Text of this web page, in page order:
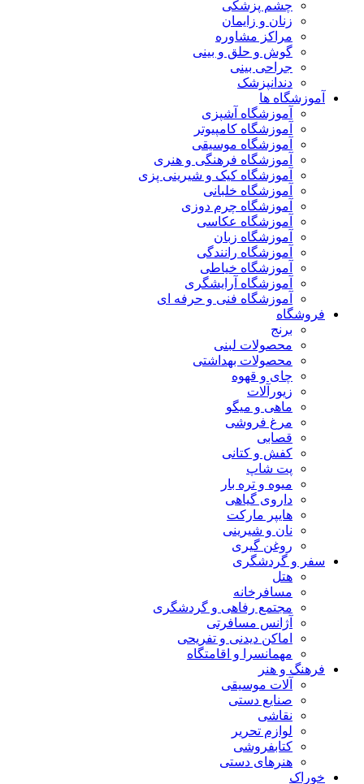
چشم پزشکی
زنان و زایمان
مراکز مشاوره
گوش و حلق و بینی
جراحی بینی
دندانپزشک
آموزشگاه ها
آموزشگاه آشپزی
آموزشگاه کامپیوتر
آموزشگاه موسیقی
آموزشگاه فرهنگی و هنری
آموزشگاه کیک و شیرینی پزی
آموزشگاه خلبانی
آموزشگاه چرم دوزی
آموزشگاه عکاسی
آموزشگاه زبان
آموزشگاه رانندگی
آموزشگاه خیاطی
آموزشگاه آرایشگری
آموزشگاه فنی و حرفه ای
فروشگاه
برنج
محصولات لبنی
محصولات بهداشتی
چای و قهوه
زیورآلات
ماهی و میگو
مرغ فروشی
قصابی
کفش و کتانی
پت شاپ
میوه و تره بار
داروی گیاهی
هایپر مارکت
نان و شیرینی
روغن گیری
سفر و گردشگری
هتل
مسافرخانه
مجتمع رفاهی و گردشگری
آژانس مسافرتی
اماکن دیدنی و تفریحی
مهمانسرا و اقامتگاه
فرهنگ و هنر
آلات موسیقی
صنایع دستی
نقاشی
لوازم تحریر
کتابفروشی
هنرهای دستی
خوراک